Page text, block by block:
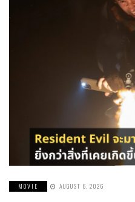
MOVIE AUGUST 6, 2026